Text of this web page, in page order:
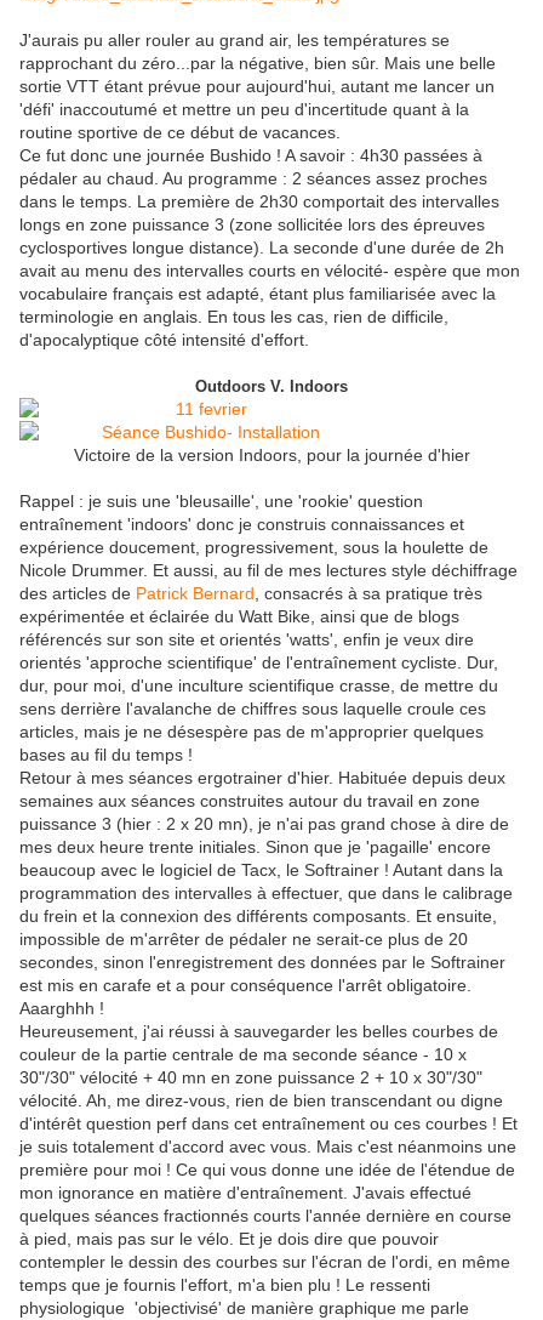
J'aurais pu aller rouler au grand air, les températures se
rapprochant du zéro...par la négative, bien sûr. Mais une belle
sortie VTT étant prévue pour aujourd'hui, autant me lancer un
'défi' inaccoutumé et mettre un peu d'incertitude quant à la
routine sportive de ce début de vacances.
Ce fut donc une journée Bushido ! A savoir : 4h30 passées à
pédaler au chaud. Au programme : 2 séances assez proches
dans le temps. La première de 2h30 comportait des intervalles
longs en zone puissance 3 (zone sollicitée lors des épreuves
cyclosportives longue distance). La seconde d'une durée de 2h
avait au menu des intervalles courts en vélocité- espère que mon
vocabulaire français est adapté, étant plus familiarisée avec la
terminologie en anglais. En tous les cas, rien de difficile,
d'apocalyptique côté intensité d'effort.
Outdoors V. Indoors
Victoire de la version Indoors, pour la journée d'hier
Rappel : je suis une 'bleusaille', une 'rookie' question
entraînement 'indoors' donc je construis connaissances et
expérience doucement, progressivement, sous la houlette de
Nicole Drummer. Et aussi, au fil de mes lectures style déchiffrage
des articles de Patrick Bernard , consacrés à sa pratique très
expérimentée et éclairée du Watt Bike, ainsi que de blogs
référencés sur son site et orientés 'watts', enfin je veux dire
orientés 'approche scientifique' de l'entraînement cycliste. Dur,
dur, pour moi, d'une inculture scientifique crasse, de mettre du
sens derrière l'avalanche de chiffres sous laquelle croule ces
articles, mais je ne désespère pas de m'approprier quelques
bases au fil du temps !
Retour à mes séances ergotrainer d'hier. Habituée depuis deux
semaines aux séances construites autour du travail en zone
puissance 3 (hier : 2 x 20 mn), je n'ai pas grand chose à dire de
mes deux heure trente initiales. Sinon que je 'pagaille' encore
beaucoup avec le logiciel de Tacx, le Softrainer ! Autant dans la
programmation des intervalles à effectuer, que dans le calibrage
du frein et la connexion des différents composants. Et ensuite,
impossible de m'arrêter de pédaler ne serait-ce plus de 20
secondes, sinon l'enregistrement des données par le Softrainer
est mis en carafe et a pour conséquence l'arrêt obligatoire.
Aaarghhh !
Heureusement, j'ai réussi à sauvegarder les belles courbes de
couleur de la partie centrale de ma seconde séance - 10 x
30"/30" vélocité + 40 mn en zone puissance 2 + 10 x 30"/30"
vélocité. Ah, me direz-vous, rien de bien transcendant ou digne
d'intérêt question perf dans cet entraînement ou ces courbes ! Et
je suis totalement d'accord avec vous. Mais c'est néanmoins une
première pour moi ! Ce qui vous donne une idée de l'étendue de
mon ignorance en matière d'entraînement. J'avais effectué
quelques séances fractionnés courts l'année dernière en course
à pied, mais pas sur le vélo. Et je dois dire que pouvoir
contempler le dessin des courbes sur l'écran de l'ordi, en même
temps que je fournis l'effort, m'a bien plu ! Le ressenti
physiologique 'objectivisé' de manière graphique me parle